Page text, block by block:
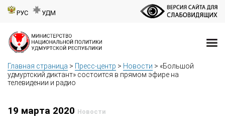
РУС УДМ
Главная страница > Пресс-центр > Новости > «Большой
удмуртский диктант» состоится в прямом эфире на
телевидении и радио
19 марта 2020 Новости